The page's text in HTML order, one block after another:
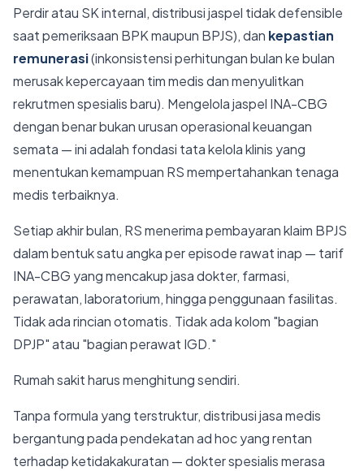
Perdir atau SK internal, distribusi jaspel tidak defensible
saat pemeriksaan BPK maupun BPJS), dan kepastian
remunerasi(inkonsistensi perhitungan bulan ke bulan
merusak kepercayaan tim medis dan menyulitkan
rekrutmen spesialis baru). Mengelola jaspel INA-CBG
dengan benar bukan urusan operasional keuangan
semata — ini adalah fondasi tata kelola klinis yang
menentukan kemampuan RS mempertahankan tenaga
medis terbaiknya.
Setiap akhir bulan, RS menerima pembayaran klaim BPJS
dalam bentuk satu angka per episode rawat inap — tarif
INA-CBG yang mencakup jasa dokter, farmasi,
perawatan, laboratorium, hingga penggunaan fasilitas.
Tidak ada rincian otomatis. Tidak ada kolom "bagian
DPJP" atau "bagian perawat IGD."
Rumah sakit harus menghitung sendiri.
Tanpa formula yang terstruktur, distribusi jasa medis
bergantung pada pendekatan ad hoc yang rentan
terhadap ketidakakuratan — dokter spesialis merasa